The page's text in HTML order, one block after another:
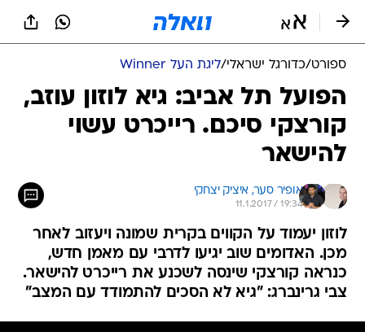
ספורט/כדורגל ישראלי/ליגת העל Winner
הפועל תל אביב: גיא לוזון עוזב,
קורצקי סיכם. רייכרט עשוי
להישאר
אופיר סער, איציק יצחקי
11.1.2017 / 19:34
לוזון יעמוד על הקווים בקרית שמונה ויעזוב לאחר
מכן. האדומים שוב יגיעו לדרבי עם מאמן חדש,
כנראה קורצקי שינסה לשכנע את רייכרט להישאר.
צבי גרינברג: "גיא לא הסכים להתמודד עם המצב"